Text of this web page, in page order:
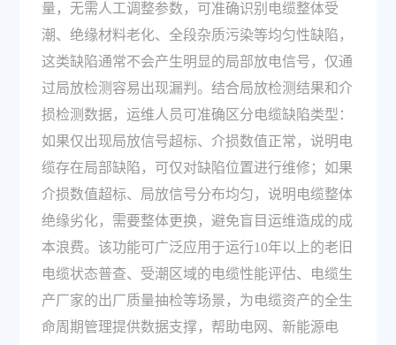
量，无需人工调整参数，可准确识别电缆整体受
潮、绝缘材料老化、全段杂质污染等均匀性缺陷，
这类缺陷通常不会产生明显的局部放电信号，仅通
过局放检测容易出现漏判。结合局放检测结果和介
损检测数据，运维人员可准确区分电缆缺陷类型：
如果仅出现局放信号超标、介损数值正常，说明电
缆存在局部缺陷，可仅对缺陷位置进行维修；如果
介损数值超标、局放信号分布均匀，说明电缆整体
绝缘劣化，需要整体更换，避免盲目运维造成的成
本浪费。该功能可广泛应用于运行10年以上的老旧
电缆状态普查、受潮区域的电缆性能评估、电缆生
产厂家的出厂质量抽检等场景，为电缆资产的全生
命周期管理提供数据支撑，帮助电网、新能源电